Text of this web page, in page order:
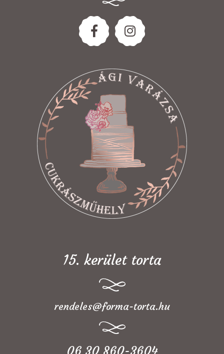
15. kerület torta
rendeles@forma-torta.hu